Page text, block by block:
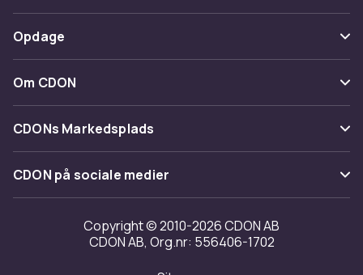
Spor pakke
Fortryd & returner her
Kontakt os
Betaling
Levering
Tilbagekaldelser
Opdage
Kategorier
Maerke
Om CDON
Om os
Kundeanmeldelser
Arbejd på CDON
Investor relations
Tilgængelighed
CDONs Markedsplads
Merchant Help Center
CDON på sociale medier
Copyright © 2010-2026 CDON AB
CDON AB, Org.nr: 556406-1702